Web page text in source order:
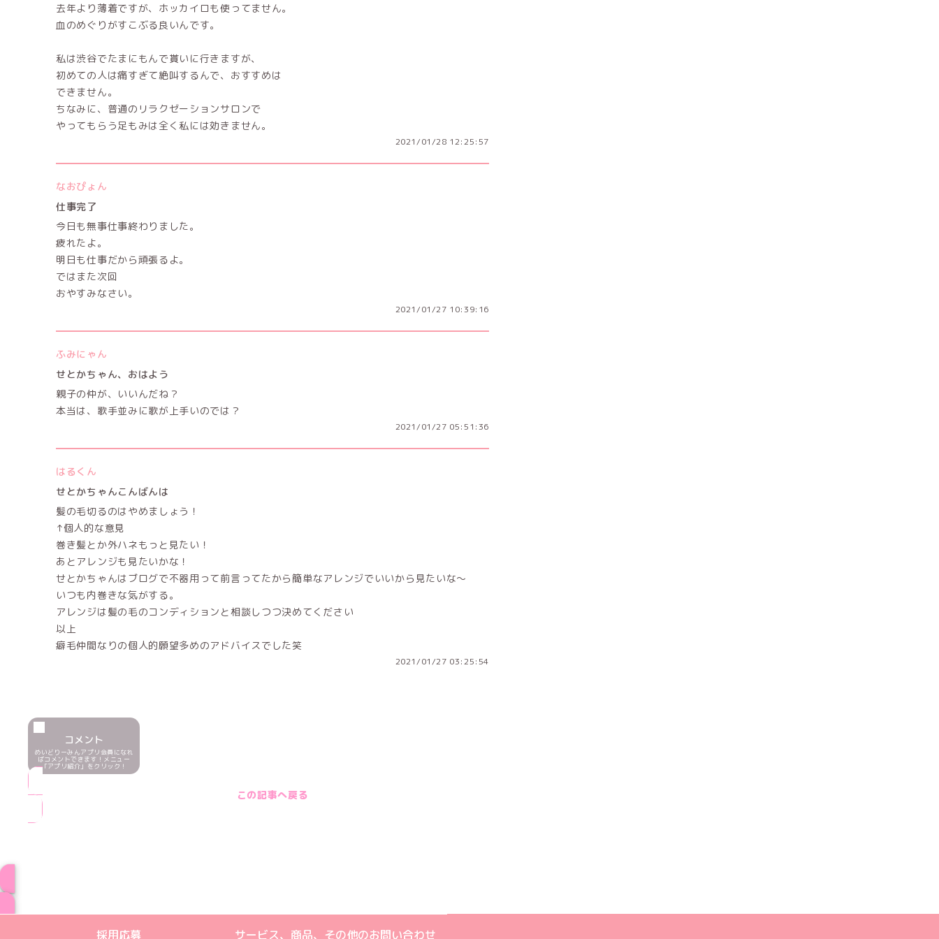
去年より薄着ですが、ホッカイロも使ってません。
血のめぐりがすこぶる良いんです。
私は渋谷でたまにもんで貰いに行きますが、
初めての人は痛すぎて絶叫するんで、おすすめは
できません。
ちなみに、普通のリラクゼーションサロンで
やってもらう足もみは全く私には効きません。
2021/01/28 12:25:57
なおぴょん
仕事完了
今日も無事仕事終わりました。
疲れたよ。
明日も仕事だから頑張るよ。
ではまた次回
おやすみなさい。
2021/01/27 10:39:16
ふみにゃん
せとかちゃん、おはよう
親子の仲が、いいんだね？
本当は、歌手並みに歌が上手いのでは？
2021/01/27 05:51:36
はるくん
せとかちゃんこんばんは
髪の毛切るのはやめましょう！
↑個人的な意見
巻き髪とか外ハネもっと見たい！
あとアレンジも見たいかな！
せとかちゃんはブログで不器用って前言ってたから簡単なアレンジでいいから見たいな〜
いつも内巻きな気がする。
アレンジは髪の毛のコンディションと相談しつつ決めてください
以上
癖毛仲間なりの個人的願望多めのアドバイスでした笑
2021/01/27 03:25:54
コメント
めいどりーみんアプリ会員になれ
ばコメントできます！メニュー
「アプリ紹介」をクリック！
この記事へ戻る
めいどりーみんTikTok公式アカウント
めいどりーみんX公式アカウント
めいどりーみんInstagram公式アカウント
めいどりーみんFacebook公式アカウント
めいどりーみんYouTube公式アカウント
採用応募 サービス、商品、その他のお問い合わせ